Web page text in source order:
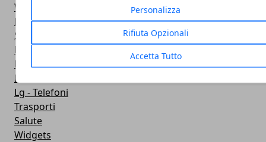
Personalizza
Rifiuta Opzionali
Accetta Tutto
Widget Meteo
Ricezione WiFi
Sport
Meteo
Rooting
Emulazione
Lg - Telefoni
Trasporti
Salute
Widgets